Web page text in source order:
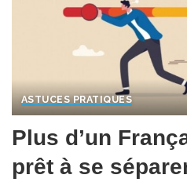
ASTUCES PRATIQUES
Plus d’un
prêt à se